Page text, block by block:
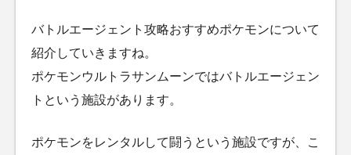
バトルエージェント攻略おすすめポケモンについて
紹介していきますね。
ポケモンウルトラサンムーンではバトルエージェン
トという施設があります。
ポケモンをレンタルして闘うという施設ですが、こ